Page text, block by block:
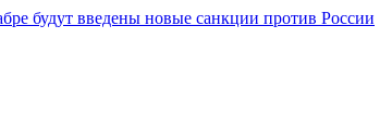
будут введены новые санкции против России